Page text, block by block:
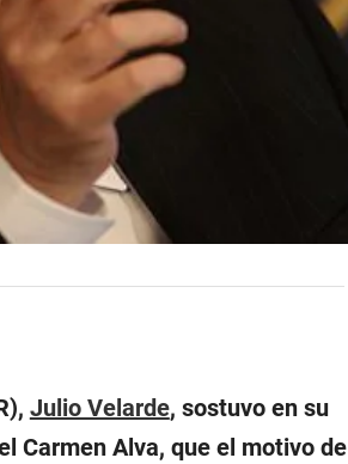
Julio Velarde, sostuvo en su
Carmen Alva, que el motivo de